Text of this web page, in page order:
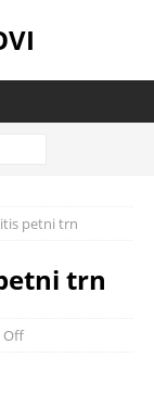
petni trn
trn
Off